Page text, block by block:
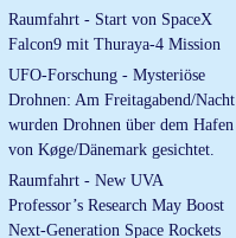
Raumfahrt - Start von SpaceX
Falcon9 mit Thuraya-4 Mission
UFO-Forschung - Mysteriöse
Drohnen: Am Freitagabend/Nacht
wurden Drohnen über dem Hafen
von Køge/Dänemark gesichtet.
Raumfahrt - New UVA
Professor’s Research May Boost
Next-Generation Space Rockets